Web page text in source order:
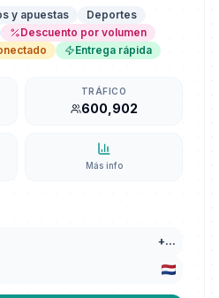
y apuestas
Deportes
Descuento por volumen
Entrega rápida
TRÁFICO
600,902
Más info
+...